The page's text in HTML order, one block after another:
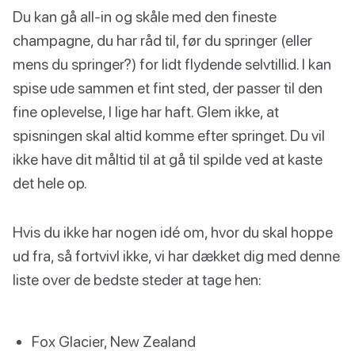
Du kan gå all-in og skåle med den fineste
champagne, du har råd til, før du springer (eller
mens du springer?) for lidt flydende selvtillid. I kan
spise ude sammen et fint sted, der passer til den
fine oplevelse, I lige har haft. Glem ikke, at
spisningen skal altid komme efter springet. Du vil
ikke have dit måltid til at gå til spilde ved at kaste
det hele op.
Hvis du ikke har nogen idé om, hvor du skal hoppe
ud fra, så fortvivl ikke, vi har dækket dig med denne
liste over de bedste steder at tage hen:
Fox Glacier, New Zealand